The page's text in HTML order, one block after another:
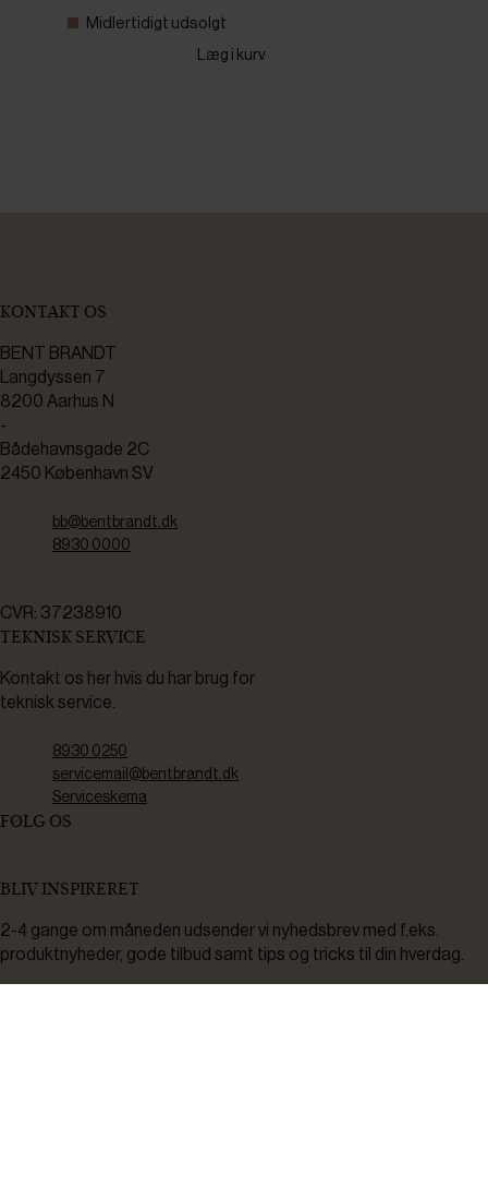
Midlertidigt udsolgt
Læg i kurv
KONTAKT OS
BENT BRANDT
Langdyssen 7
8200 Aarhus N
-
Bådehavnsgade 2C
2450 København SV
bb@bentbrandt.dk
8930 0000
CVR: 37238910
TEKNISK SERVICE
Kontakt os her hvis du har brug for
teknisk service.
8930 0250
servicemail@bentbrandt.dk
Serviceskema
FØLG OS
BLIV INSPIRERET
2-4 gange om måneden udsender vi nyhedsbrev med f.eks.
produktnyheder, gode tilbud samt tips og tricks til din hverdag.